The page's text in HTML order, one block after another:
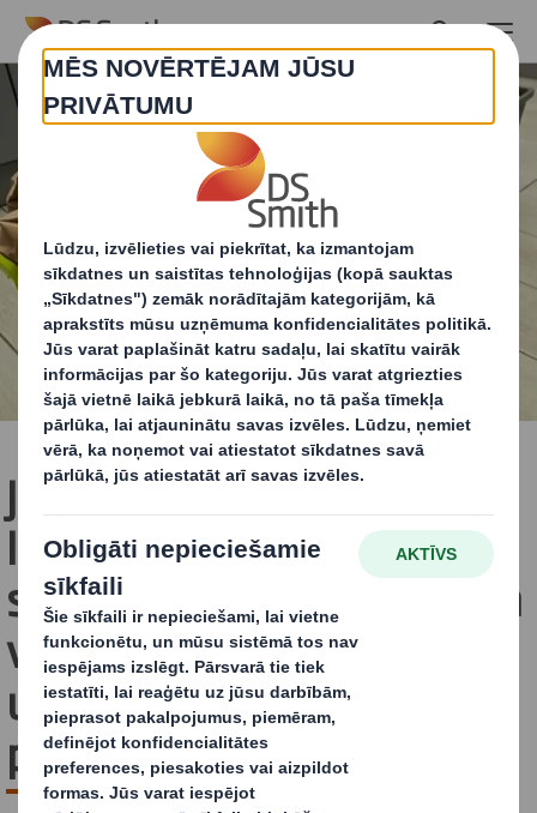
Skip to main content
Jauns “DS Smith” pētījums
liecina, ka Z paaudzei
salīdzinājumā ar vecākiem
vienaudžiem trūkst
uzticības otrreizējai
pārstrādei